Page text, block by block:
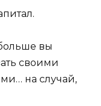
вы
своими
на случай,